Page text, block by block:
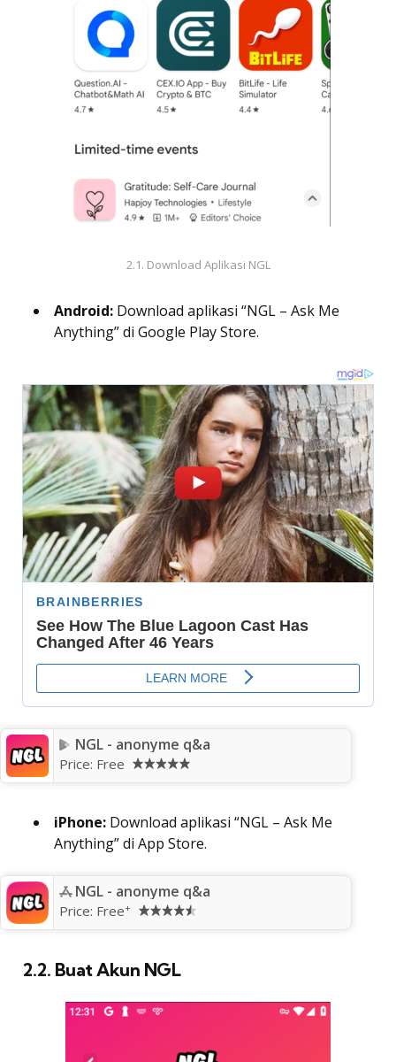
2.1. Download Aplikasi NGL
Android: Download aplikasi “NGL – Ask Me
Anything” di Google Play Store.
NGL - anonyme q&a
Price: Free
iPhone: Download aplikasi “NGL – Ask Me
Anything” di App Store.
NGL - anonyme q&a
Price: Free+
2.2. Buat Akun NGL